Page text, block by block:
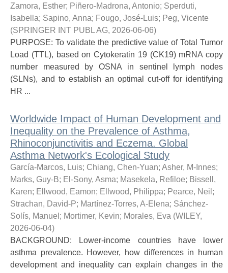
Zamora, Esther; Piñero-Madrona, Antonio; Sperduti,
Isabella; Sapino, Anna; Fougo, José-Luis; Peg, Vicente
(SPRINGER INT PUBL AG, 2026-06-06)
PURPOSE: To validate the predictive value of Total Tumor
Load (TTL), based on Cytokeratin 19 (CK19) mRNA copy
number measured by OSNA in sentinel lymph nodes
(SLNs), and to establish an optimal cut-off for identifying
HR ...
Worldwide Impact of Human Development and
Inequality on the Prevalence of Asthma,
Rhinoconjunctivitis and Eczema. Global
Asthma Network's Ecological Study
García-Marcos, Luis; Chiang, Chen-Yuan; Asher, M-Innes;
Marks, Guy-B; El-Sony, Asma; Masekela, Refiloe; Bissell,
Karen; Ellwood, Eamon; Ellwood, Philippa; Pearce, Neil ;
Strachan, David-P; Martínez-Torres, A-Elena; Sánchez-
Solís, Manuel ; Mortimer, Kevin; Morales, Eva (WILEY,
2026-06-04)
BACKGROUND: Lower-income countries have lower
asthma prevalence. However, how differences in human
development and inequality can explain changes in the